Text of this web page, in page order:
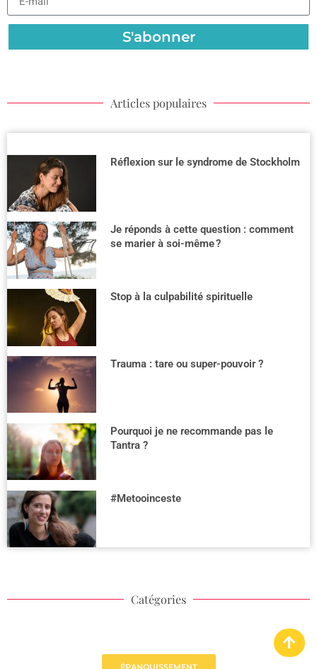
S'abonner
Articles populaires
Réflexion sur le syndrome de Stockholm
Je réponds à cette question : comment
se marier à soi-même ?
Stop à la culpabilité spirituelle
Trauma : tare ou super-pouvoir ?
Pourquoi je ne recommande pas le
Tantra ?
#Metooinceste
Catégories